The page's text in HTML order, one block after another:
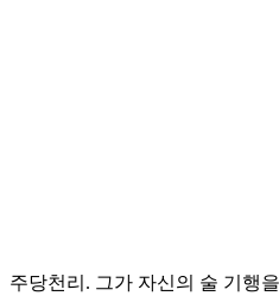
주당천리. 그가 자신의 술 기행